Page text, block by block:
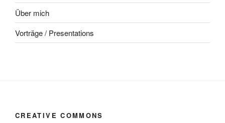
Über mich
Vorträge / Presentations
CREATIVE COMMONS